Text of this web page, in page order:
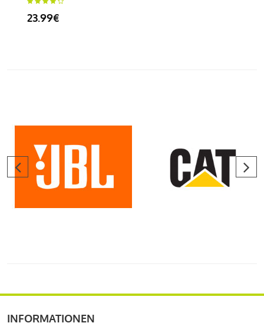
23.99€
INFORMATIONEN